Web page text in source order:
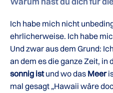
Ich habe mich nicht
ehrlicherweise. Ich habe
Und zwar aus dem Grund:
an dem es die ganze Zeit, in
sonnig istund wo das Meer
mal gesagt „Hawaii wäre